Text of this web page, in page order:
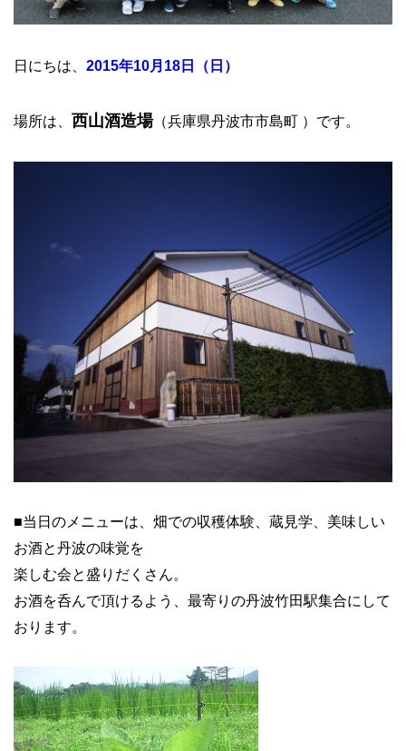
日にちは、 2015年10月18日（日）
場所は、 西山酒造場（兵庫県丹波市市島町 ）です。
■当日のメニューは、畑での収穫体験、蔵見学、美味しい
お酒と丹波の味覚を
楽しむ会と盛りだくさん。
お酒を呑んで頂けるよう、最寄りの丹波竹田駅集合にして
おります。